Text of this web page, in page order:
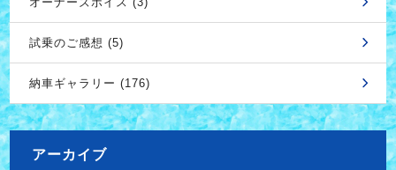
試乗のご感想 (5)
納車ギャラリー (176)
アーカイブ